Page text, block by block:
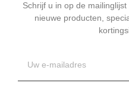
Schrijf u in op de
nieuwe producten,